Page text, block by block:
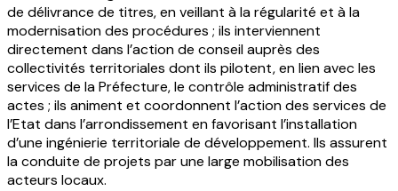
de délivrance de titres, en veillant à la régularité et à la
modernisation des procédures ; ils interviennent
directement dans l’action de conseil auprès des
collectivités territoriales dont ils pilotent, en lien avec les
services de la Préfecture, le contrôle administratif des
actes ; ils animent et coordonnent l’action des services de
l’Etat dans l’arrondissement en favorisant l’installation
d’une ingénierie territoriale de développement. Ils assurent
la conduite de projets par une large mobilisation des
acteurs locaux.